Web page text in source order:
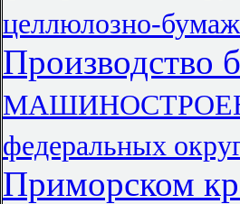
целлюлозно-
Производство
федеральных
Приморском